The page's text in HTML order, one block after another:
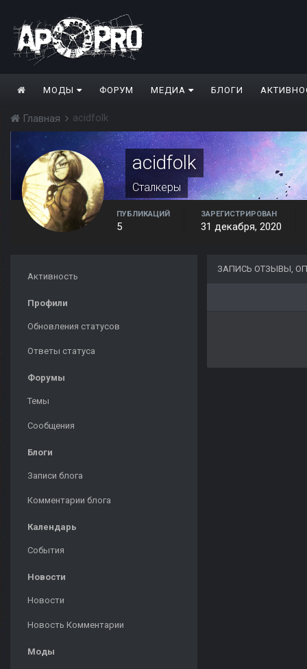
МОДЫ ФОРУМ МЕДИА БЛОГИ
Главная acidfolk
acidfolk
Сталкеры
ПУБЛИКАЦИЙ
5
ЗАРЕГИСТРИРОВАН
31 декабря, 2020
Активность
Профили
Обновления статусов
Ответы статуса
Форумы
Темы
Сообщения
Блоги
Записи блога
Комментарии блога
Календарь
События
Новости
Новости
Новость Комментарии
Моды
ЗАПИСЬ ОТЗЫВЫ,